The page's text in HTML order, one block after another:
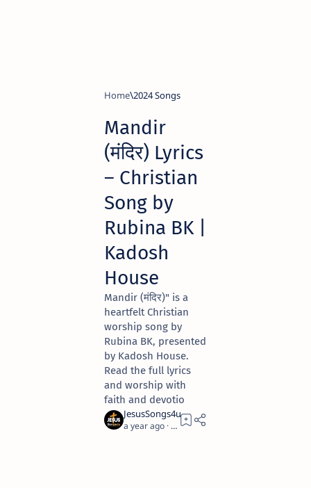
Home 2024 Songs
Mandir
(मंदिर) Lyrics
– Christian
Song by
Rubina BK |
Kadosh
House
Mandir (मंदिर)" is a
heartfelt Christian
worship song by
Rubina BK, presented
by Kadosh House.
Read the full lyrics
and worship with
faith and devotio
a year ago 4